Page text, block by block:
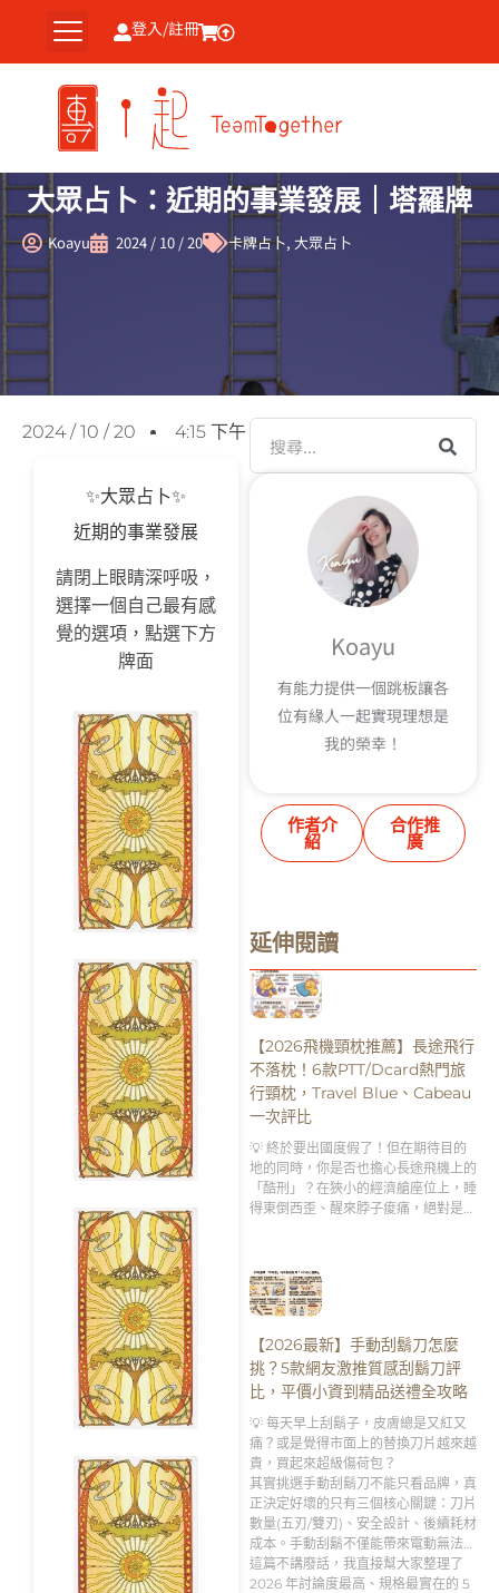
主
登入/註冊
大眾占卜：近期的事業發展｜塔羅牌
Koayu 2024 / 10 / 20 卡牌占卜, 大眾占卜
2024 / 10 / 20 4:15 下午
✨大眾占卜✨
近期的事業發展
請閉上眼睛深呼吸，
選擇一個自己最有感
覺的選項，點選下方
牌面
Koayu
有能力提供一個跳板讓各
位有緣人一起實現理想是
我的榮幸！
作者介
紹
合作推
廣
延伸閱讀
【2026飛機頸枕推薦】長途飛行
不落枕！6款PTT/Dcard熱門旅
行頸枕，Travel Blue、Cabeau
一次評比
💡 終於要出國度假了！但在期待目的
地的同時，你是否也擔心長途飛機上的
「酷刑」？在狹小的經濟艙座位上，睡
得東倒西歪、醒來脖子痠痛，絕對是破
【2026最新】手動刮鬍刀怎麼
挑？5款網友激推質感刮鬍刀評
比，平價小資到精品送禮全攻略
💡 每天早上刮鬍子，皮膚總是又紅又
痛？或是覺得市面上的替換刀片越來越
貴，買起來超級傷荷包？
其實挑選手動刮鬍刀不能只看品牌，真
正決定好壞的只有三個核心關鍵：刀片
數量(五刃/雙刃)、安全設計、後續耗材
成本。手動刮鬍不僅能帶來電動無法比
擬的「極致貼合刮淨度」，更是男人專
屬的「早晨理容儀式感」。
這篇不講廢話，我直接幫大家整理了
2026 年討論度最高、規格最實在的 5